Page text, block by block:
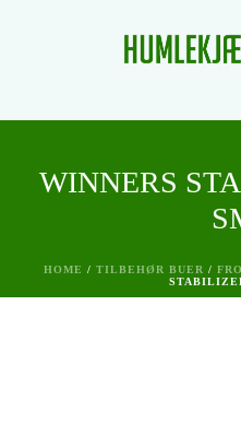
WINNERS
HOME / TILBEHØR BUER /